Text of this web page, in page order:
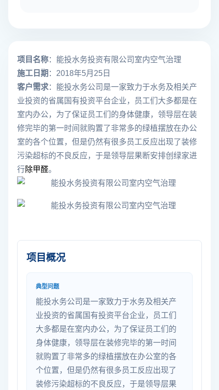
项目名称：能投水务投资有限公司室内空气治理
施工日期 ：2018年5月25日
客户需求：能投水务公司是一家致力于水务及相关产
业投资的省属国有投资平台企业，员工们大多都是在
室内办公，为了保证员工们的身体健康，领导层在装
修完毕的第一时间就购置了非常多的绿植摆放在办公
室的各个位置，但是仍然有很多员工反应出现了装修
污染超标的不良反应，于是领导层果断安排创绿家进
行除甲醛。
项目概况
典型问题
能投水务公司是一家致力于水务及相关产
业投资的省属国有投资平台企业，员工们
大多都是在室内办公，为了保证员工们的
身体健康，领导层在装修完毕的第一时间
就购置了非常多的绿植摆放在办公室的各
个位置，但是仍然有很多员工反应出现了
装修污染超标的不良反应，于是领导层果